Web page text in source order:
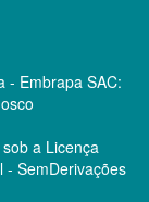
- Embrapa SAC:
a Licença
SemDerivações